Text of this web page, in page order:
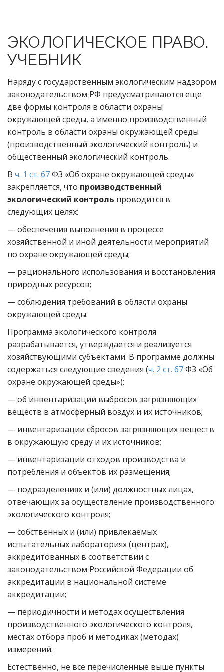
ЭКОЛОГИЧЕСКОЕ ПРАВО.
УЧЕБНИК
Наряду с государственным экологическим надзором
законодательством РФ предусматриваются еще
две формы контроля в области охраны
окружающей среды, а именно производственный
контроль в области охраны окружающей среды
(производственный экологический контроль) и
общественный экологический контроль.
В ч. 1 ст. 67ФЗ «Об охране окружающей среды»
закрепляется, что производственный
экологический контроль проводится в
следующих целях:
— обеспечения выполнения в процессе
хозяйственной и иной деятельности мероприятий
по охране окружающей среды;
— рационального использования и восстановления
природных ресурсов;
— соблюдения требований в области охраны
окружающей среды.
Программа экологического контроля
разрабатывается, утверждается и реализуется
хозяйствующими субъектами. В программе должны
содержаться следующие сведения (ч. 2 ст. 67ФЗ «Об
охране окружающей среды»):
— об инвентаризации выбросов загрязняющих
веществ в атмосферный воздух и их источников;
— инвентаризации сбросов загрязняющих веществ
в окружающую среду и их источников;
— инвентаризации отходов производства и
потребления и объектов их размещения;
— подразделениях и (или) должностных лицах,
отвечающих за осуществление производственного
экологического контроля;
— собственных и (или) привлекаемых
испытательных лабораториях (центрах),
аккредитованных в соответствии с
законодательством Российской Федерации об
аккредитации в национальной системе
аккредитации;
— периодичности и методах осуществления
производственного экологического контроля,
местах отбора проб и методиках (методах)
измерений.
Естественно, не все перечисленные выше пункты